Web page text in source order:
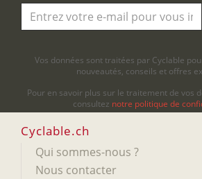
Vos données sont traitées par Cyclable
nouveautés, conseils et offres
Pour en savoir plus sur le traitement de vos
consultez notre politique de
Cyclable.ch
Qui sommes-nous ?
Nous contacter